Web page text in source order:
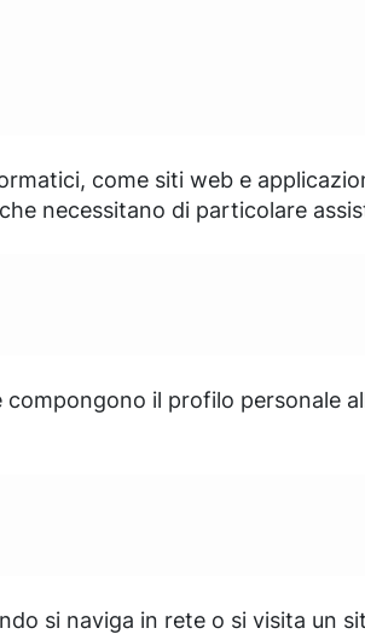
come siti web e
necessitano di particolare
il profilo personale
si naviga in rete o si visita un